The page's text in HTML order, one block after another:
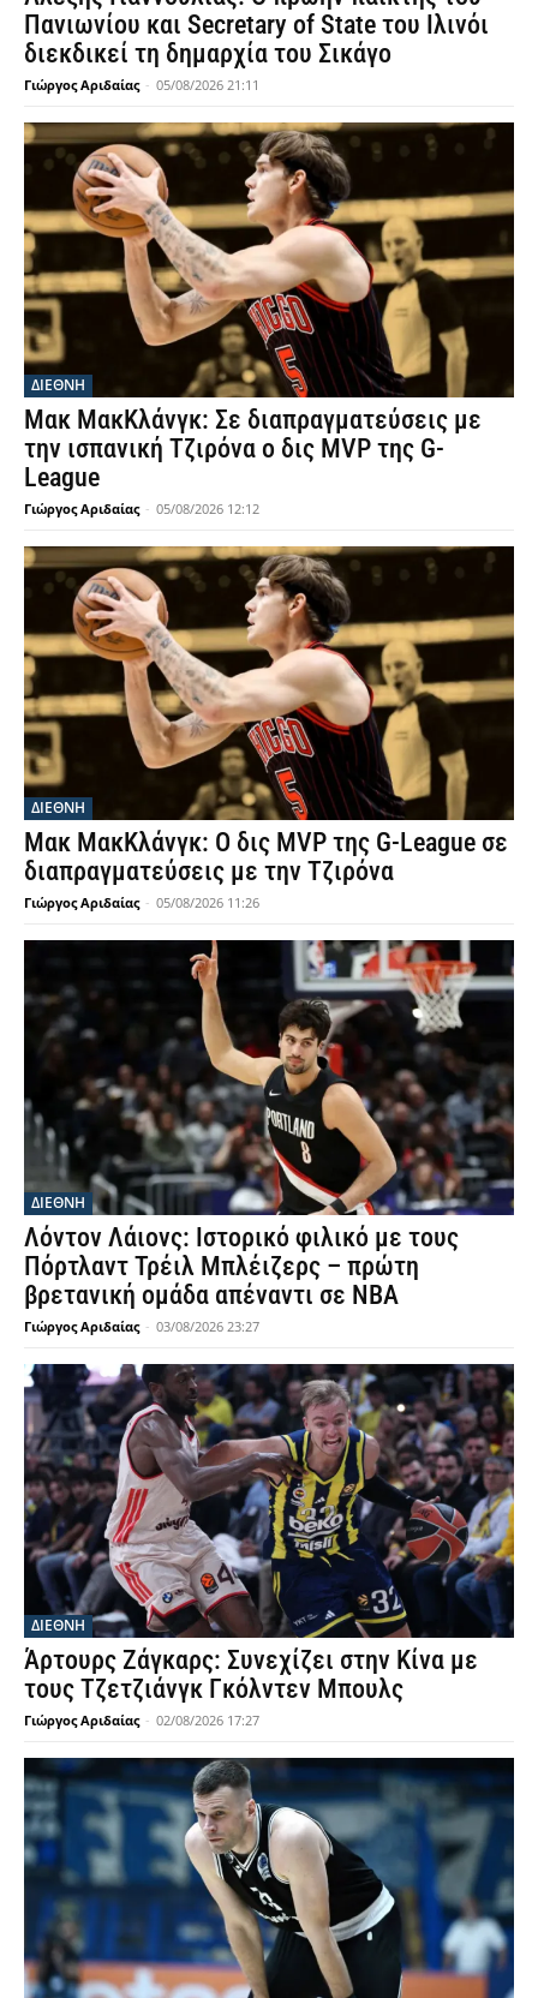
Πανιωνίου και Secretary of State του Ιλινόι
διεκδικεί τη δημαρχία του Σικάγο
Γιώργος Αριδαίας - 05/08/2026 21:11
ΔΙΕΘΝΗ
Μακ ΜακΚλάνγκ: Σε διαπραγματεύσεις με
την ισπανική Τζιρόνα ο δις MVP της G-
League
Γιώργος Αριδαίας - 05/08/2026 12:12
ΔΙΕΘΝΗ
Μακ ΜακΚλάνγκ: Ο δις MVP της G-League σε
διαπραγματεύσεις με την Τζιρόνα
Γιώργος Αριδαίας - 05/08/2026 11:26
ΔΙΕΘΝΗ
Λόντον Λάιονς: Ιστορικό φιλικό με τους
Πόρτλαντ Τρέιλ Μπλέιζερς – πρώτη
βρετανική ομάδα απέναντι σε NBA
Γιώργος Αριδαίας - 03/08/2026 23:27
ΔΙΕΘΝΗ
Άρτουρς Ζάγκαρς: Συνεχίζει στην Κίνα με
τους Τζετζιάνγκ Γκόλντεν Μπουλς
Γιώργος Αριδαίας - 02/08/2026 17:27